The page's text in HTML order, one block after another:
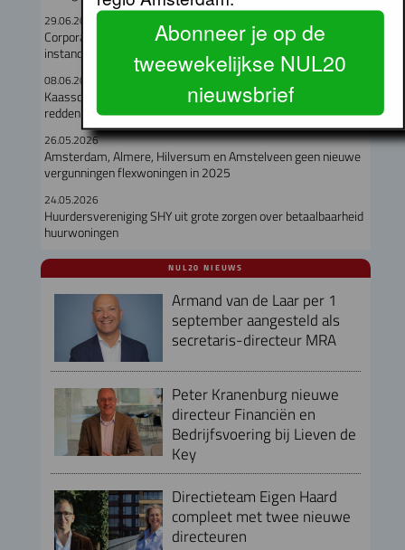
29.06.2026
Corporaties gaven recordbedrag uit aan nieuwbouw en
instandhouding
08.06.2026
Kaasschaaf over onderhoudskosten gaat corporaties niet
redden
26.05.2026
Amsterdam, Almere, Hilversum en Amstelveen geen nieuwe
vergunningen flexwoningen in 2025
24.05.2026
Huurdersvereniging SHY uit grote zorgen over betaalbaarheid
huurwoningen
NUL20 NIEUWS
Armand van de Laar per 1
september aangesteld als
secretaris-directeur MRA
Peter Kranenburg nieuwe
directeur Financiën en
Bedrijfsvoering bij Lieven de
Key
Directieteam Eigen Haard
compleet met twee nieuwe
directeuren
Abonneer je op de
tweewekelijkse NUL20
nieuwsbrief